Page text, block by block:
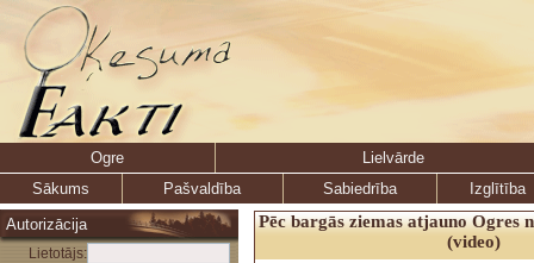
Ogre
Lielvārde
Sākums
Pašvaldība Sabiedrība
Izglītība
Autorizācija
Lietotājs:
Pēc bargās ziemas atjauno Ogres
(video)